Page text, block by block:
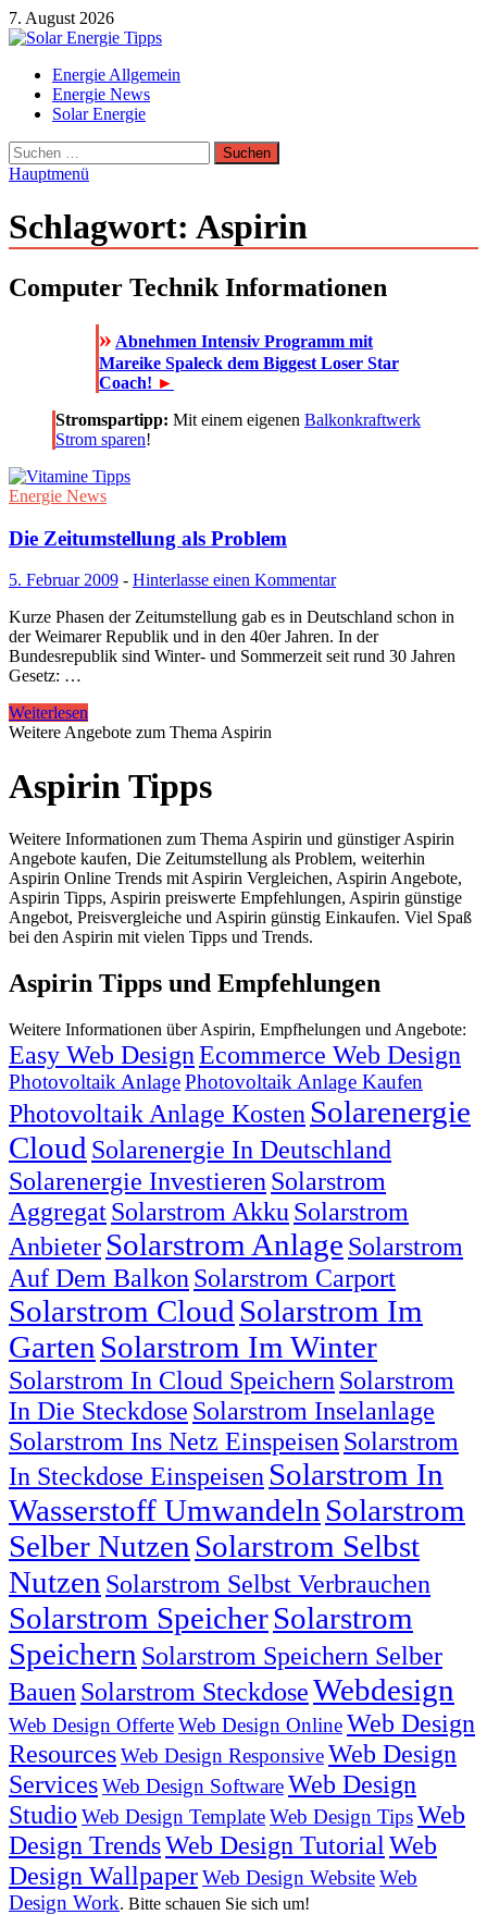
Zum
Inhalt
7. August 2026
Solar Energie Tipps
Solar Energie und Photovoltaik Informationen und Tipps
Energie Allgemein
Energie News
Solar Energie
Suchen
nach:
Hauptmenü
Schlagwort: Aspirin
Computer Technik Informationen
» Abnehmen Intensiv Programm mit
Mareike Spaleck dem Biggest Loser Star
Coach! ►
Stromspartipp: Mit einem eigenen Balkonkraftwerk
Strom sparen!
Energie News
Die Zeitumstellung als Problem
5. Februar 2009 - Hinterlasse einen Kommentar
Kurze Phasen der Zeitumstellung gab es in Deutschland schon in
der Weimarer Republik und in den 40er Jahren. In der
Bundesrepublik sind Winter- und Sommerzeit seit rund 30 Jahren
Gesetz: …
Weiterlesen
Weitere Angebote zum Thema Aspirin
Aspirin Tipps
Weitere Informationen zum Thema Aspirin und günstiger Aspirin
Angebote kaufen, Die Zeitumstellung als Problem, weiterhin
Aspirin Online Trends mit Aspirin Vergleichen, Aspirin Angebote,
Aspirin Tipps, Aspirin preiswerte Empfehlungen, Aspirin günstige
Angebot, Preisvergleiche und Aspirin günstig Einkaufen. Viel Spaß
bei den Aspirin mit vielen Tipps und Trends.
Aspirin Tipps und Empfehlungen
Weitere Informationen über Aspirin, Empfhelungen und Angebote:
Easy Web DesignEcommerce Web Design
Photovoltaik AnlagePhotovoltaik Anlage Kaufen
Photovoltaik Anlage Kosten Solarenergie
Cloud Solarenergie In Deutschland
Solarenergie Investieren Solarstrom
AggregatSolarstrom Akku Solarstrom
Anbieter Solarstrom Anlage Solarstrom
Auf Dem Balkon Solarstrom Carport
Solarstrom Cloud Solarstrom Im
Garten Solarstrom Im Winter
Solarstrom In Cloud Speichern Solarstrom
In Die Steckdose Solarstrom Inselanlage
Solarstrom Ins Netz Einspeisen Solarstrom
In Steckdose Einspeisen Solarstrom In
Wasserstoff Umwandeln Solarstrom
Selber Nutzen Solarstrom Selbst
Nutzen Solarstrom Selbst Verbrauchen
Solarstrom SpeicherSolarstrom
Speichern Solarstrom Speichern Selber
Bauen Solarstrom SteckdoseWebdesign
Web Design OfferteWeb Design OnlineWeb Design
ResourcesWeb Design ResponsiveWeb Design
ServicesWeb Design SoftwareWeb Design
Studio Web Design TemplateWeb Design TipsWeb
Design TrendsWeb Design Tutorial Web
Design WallpaperWeb Design WebsiteWeb
Design Work. Bitte schauen Sie sich um!